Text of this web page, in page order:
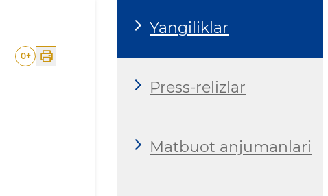
0+
Yangiliklar
Press-relizlar
Matbuot anjumanlari